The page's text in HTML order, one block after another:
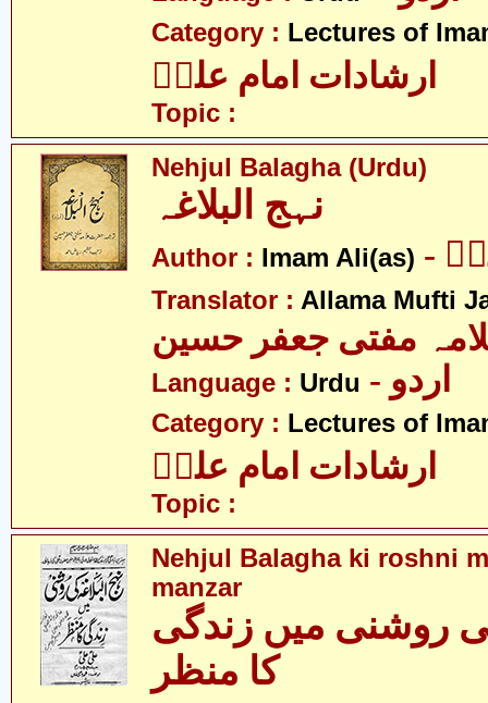
Category : Lectures of
ارشادات امام علیؑ
Topic :
Nehjul Balagha (Urdu)
نہج البلاغہ
Author : Imam Ali(as)
Translator : Allama Mufti
مفتی جعفر حسین
Language : Urdu - اردو
Category : Lectures of
ارشادات امام علیؑ
Topic :
Nehjul Balagha ki roshni
manzar
روشنی میں زندگی
کا منظر